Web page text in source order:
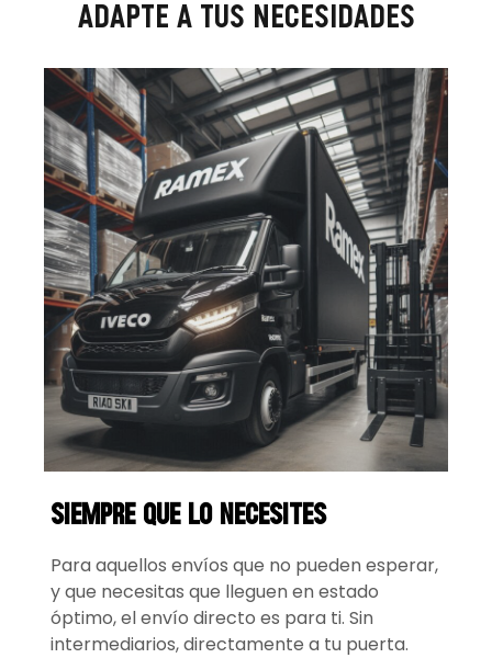
adapte a tus necesidades
siempre que lo necesites
Para aquellos envíos que no pueden esperar,
y que necesitas que lleguen en estado
óptimo, el envío directo es para ti. Sin
intermediarios, directamente a tu puerta.